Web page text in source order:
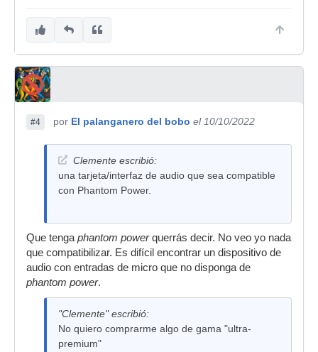
#4 por El palanganero del bobo el 10/10/2022
Clemente escribió:
una tarjeta/interfaz de audio que sea compatible
con Phantom Power.
Que tengaphantom powerquerrás decir. No veo yo nada
que compatibilizar. Es difícil encontrar un dispositivo de
audio con entradas de micro que no disponga de
phantom power.
"Clemente" escribió:
No quiero comprarme algo de gama "ultra-
premium"